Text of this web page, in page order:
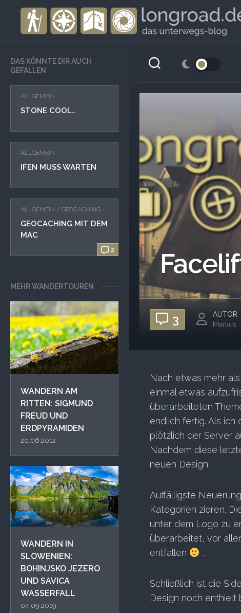
DAS KÖNNTE DIR AUCH
GEFALLEN
ALLGEMEIN
STONE COOL…
ALLGEMEIN
IFEN MUSS WARTEN
2
ALLGEMEIN / GEOCACHING
GEOCACHING MIT DEM
MAC
MEHR WANDERTOUREN
WANDERN AM
RITTEN: SIGMUND
FREUD UND
ERDPYRAMIDEN
20.06.2012
WANDERN IN
SLOWENIEN:
BOHINJSKO JEZERO
UND SAVICA
WASSERFALL
04.09.2019
3
AUTOR
Markus
Nach etwas mehr
einmal etwas
überarbeiteten
endlich fertig. Als
plötzlich der Server
Nachdem diese
neuen Design.
Auffälligste
Kategorien zieren.
unter dem Logo zu
überarbeitet, vor
entfallen
.
Schließlich ist die
Design noch enthielt